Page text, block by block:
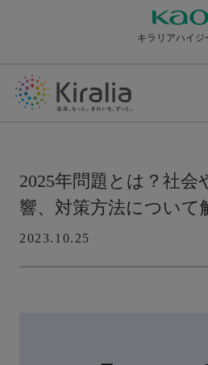
キラリアハイジ
2025年問題とは？社会
響、対策方法について
2023.10.25